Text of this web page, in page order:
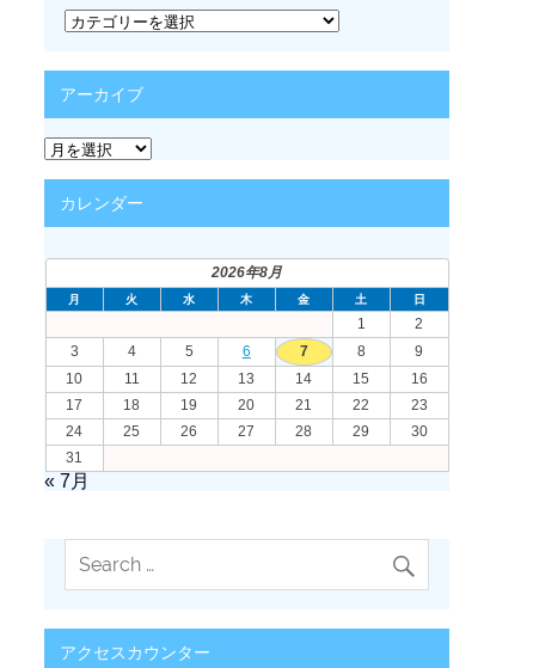
カ
テ
リ
ー
アーカイブ
ア
ー
カ
イカレンダー
2026年8月
月 火 水 木 金 土 日
1
2
3
4 5 6 7 8
9
10
11 12 13 14 15
16
17
18 19 20 21 22
23
24
25 26 27 28 29
30
31
« 7月
アクセスカウンター